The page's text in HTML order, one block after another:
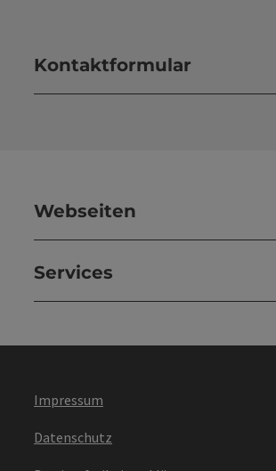
Kontaktformular
Webseiten
Services
Impressum
Datenschutz